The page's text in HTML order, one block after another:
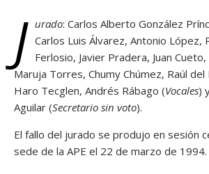
J urado: Carlos Alberto González
Carlos Luis Álvarez, Antonio López,
Ferlosio, Javier Pradera, Juan
Maruja Torres, Chumy Chúmez, Raúl
Haro Tecglen, Andrés Rábago (Vocales)
Aguilar (Secretario sin voto).
El fallo del jurado se produjo en sesión
sede de la APE el 22 de marzo de 1994.